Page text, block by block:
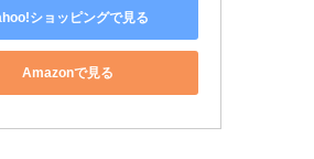
ショッピングで見る
Amazonで見る